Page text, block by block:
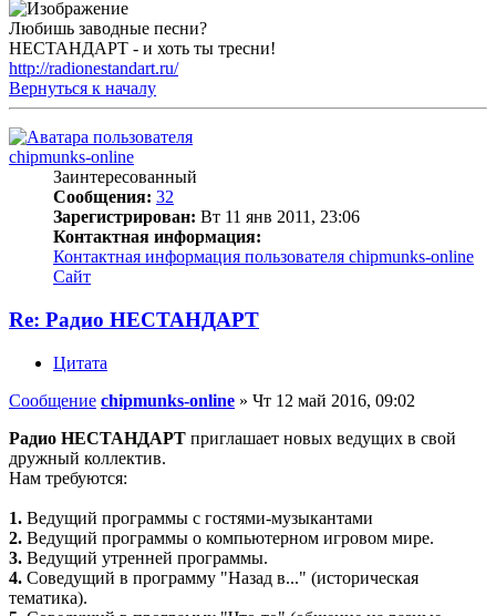
Любишь заводные песни?
НЕСТАНДАРТ - и хоть ты тресни!
http://radionestandart.ru/
Вернуться к началу
chipmunks-online
Заинтересованный
Сообщения: 32
Зарегистрирован: Вт 11 янв 2011, 23:06
Контактная информация:
Контактная информация пользователя chipmunks-online
Сайт
Re: Радио НЕСТАНДАРТ
Цитата
Сообщение chipmunks-online » Чт 12 май 2016, 09:02
Радио НЕСТАНДАРТ приглашает новых ведущих в свой
дружный коллектив.
Нам требуются:
1. Ведущий программы с гостями-музыкантами
2. Ведущий программы о компьютерном игровом мире.
3. Ведущий утренней программы.
4. Соведущий в программу "Назад в..." (историческая
тематика).